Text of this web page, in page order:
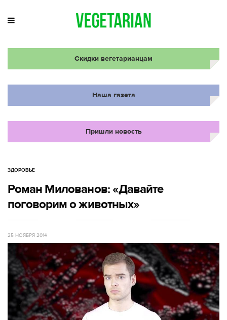
Скидки вегетарианцам
Наша газета
Пришли новость
ЗДОРОВЬЕ
Роман Милованов: «Давайте
поговорим о животных»
25 НОЯБРЯ 2014